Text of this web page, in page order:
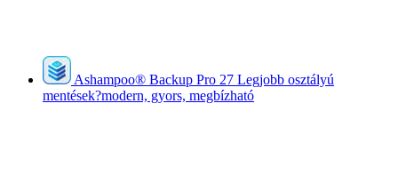
Ashampoo® Backup Pro 27 Legjobb osztályú
mentések?modern, gyors, megbízható